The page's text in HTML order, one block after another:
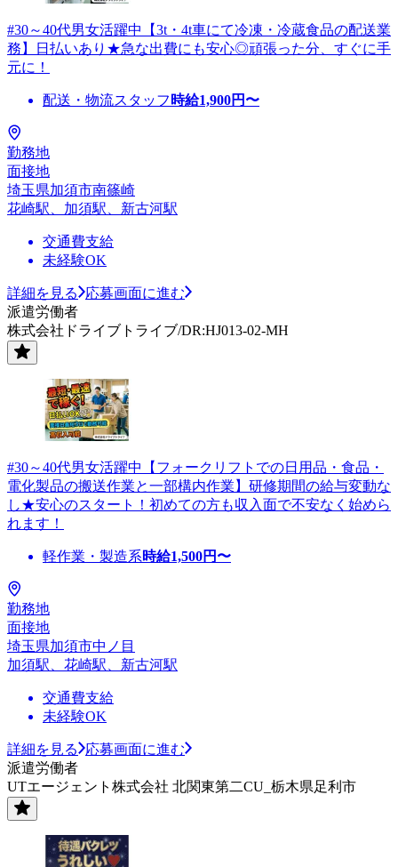
#30～40代男女活躍中【3t・4t車にて冷凍・冷蔵食品の配送業
務】日払いあり★急な出費にも安心◎頑張った分、すぐに手
元に！
配送・物流スタッフ 時給1,900円〜
勤務地
面接地
埼玉県加須市南篠崎
花崎駅、加須駅、新古河駅
交通費支給
未経験OK
詳細を見る
応募画面に進む
派遣労働者
株式会社ドライブトライブ/DR:HJ013-02-MH
#30～40代男女活躍中【フォークリフトでの日用品・食品・
電化製品の搬送作業と一部構内作業】研修期間の給与変動な
し★安心のスタート！初めての方も収入面で不安なく始めら
れます！
軽作業・製造系時給1,500円〜
勤務地
面接地
埼玉県加須市中ノ目
加須駅、花崎駅、新古河駅
交通費支給
未経験OK
詳細を見る
応募画面に進む
派遣労働者
UTエージェント株式会社 北関東第二CU_栃木県足利市